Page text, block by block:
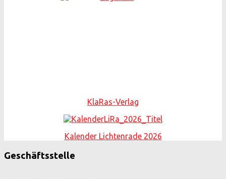
KlaRas-Verlag
Kalender Lichtenrade 2026
Geschäftsstelle